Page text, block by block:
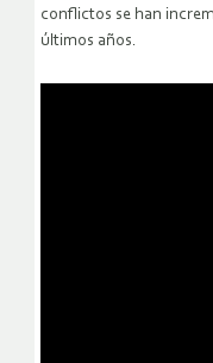
conflictos se han
últimos años.